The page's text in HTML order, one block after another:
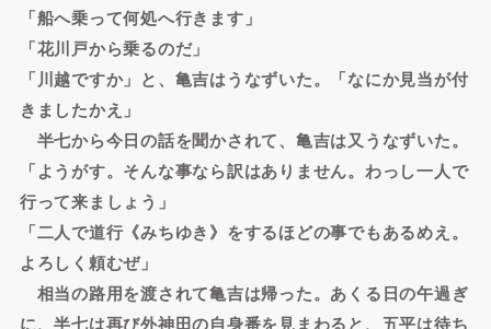
「船へ乗って何処へ行きます」
「花川戸から乗るのだ」
「川越ですか」と、亀吉はうなずいた。「なにか見当が付
きましたかえ」
半七から今日の話を聞かされて、亀吉は又うなずいた。
「ようがす。そんな事なら訳はありません。わっし一人で
行って来ましょう」
「二人で道行《みちゆき》をするほどの事でもあるめえ。
よろしく頼むぜ」
相当の路用を渡されて亀吉は帰った。あくる日の午過ぎ
に、半七は再び外神田の自身番を見まわると、五平は待ち